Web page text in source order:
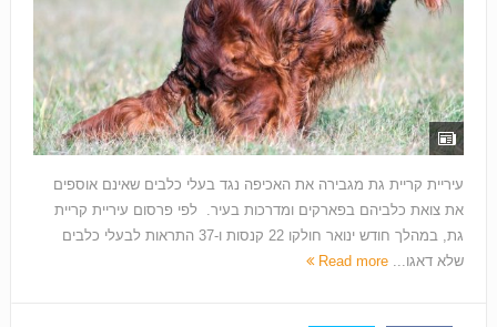
עיריית קריית גת מגבירה את האכיפה נגד בעלי כלבים שאינם אוספים
את צואת כלביהם בפארקים ומדרכות בעיר. לפי פרסום עיריית קריית
גת, במהלך חודש ינואר חולקו 22 קנסות ו-37 התראות לבעלי כלבים
שלא דאגו... Read more